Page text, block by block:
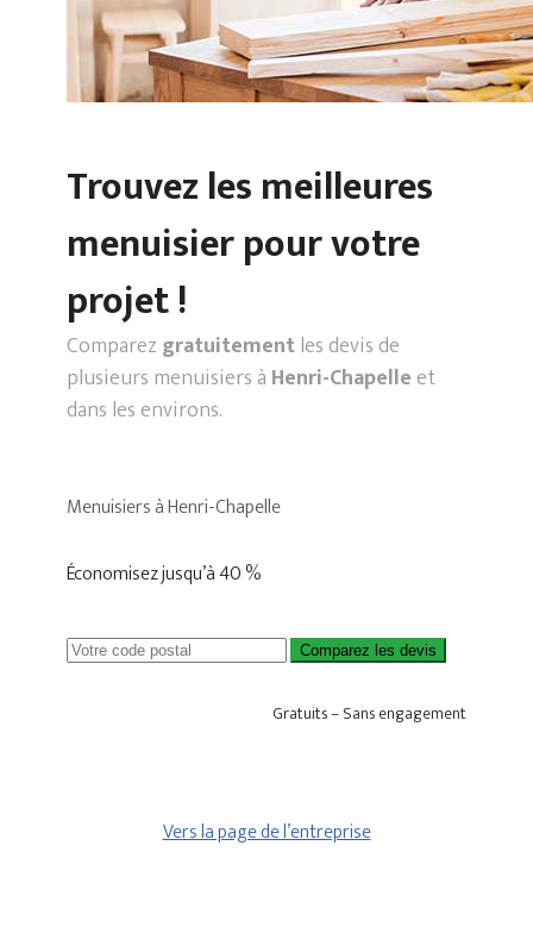
Trouvez les meilleures
menuisier pour votre
projet !
Comparez gratuitementles devis de
plusieurs menuisiers à Henri-Chapelleet
dans les environs.
Menuisiers à Henri-Chapelle
Économisez jusqu’à 40 %
Comparez les devis
Gratuits – Sans engagement
Vers la page de l’entreprise